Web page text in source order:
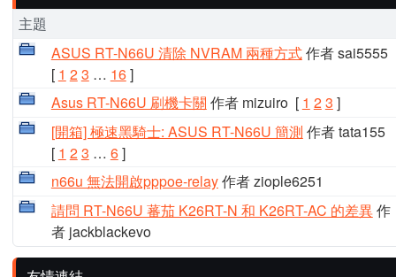
主題
ASUS RT-N66U 清除 NVRAM 兩種方式作者 sai5555
[ 1 23 … 16]
Asus RT-N66U 刷機卡關 作者 mizuiro[ 1 23 ]
[開箱] 極速黑騎士: ASUS RT-N66U 簡測 作者 tata155
[ 1 23 … 6]
n66u 無法開啟pppoe-relay作者 ziople6251
請問 RT-N66U 蕃茄 K26RT-N 和 K26RT-AC 的差異作
者 jackblackevo